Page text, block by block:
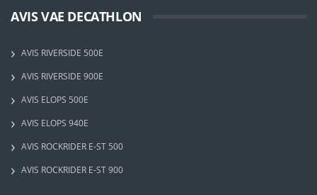
AVIS VAE DECATHLON
AVIS RIVERSIDE 500E
AVIS RIVERSIDE 900E
AVIS ELOPS 500E
AVIS ELOPS 940E
AVIS ROCKRIDER E-ST 500
AVIS ROCKRIDER E-ST 900